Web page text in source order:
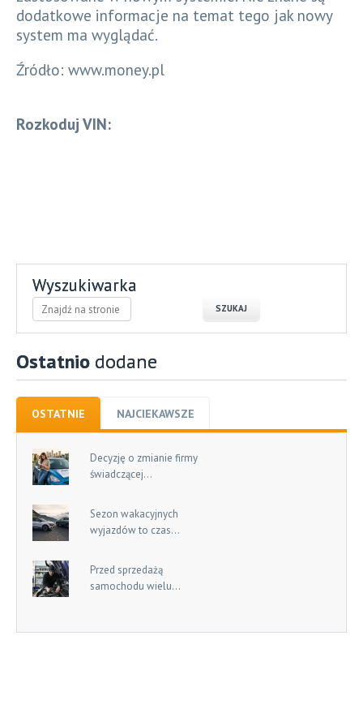
dodatkowe informacje na temat tego jak nowy
system ma wyglądać.
Źródło: www.money.pl
Rozkoduj VIN:
Wyszukiwarka
Ostatnio dodane
OSTATNIE NAJCIEKAWSZE
Decyzję o zmianie firmy
świadczącej...
Sezon wakacyjnych
wyjazdów to czas...
Przed sprzedażą
samochodu wielu...